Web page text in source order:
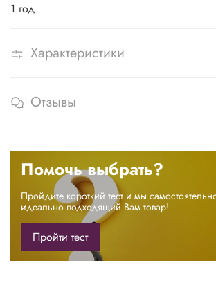
1 год
Характеристики
Отзывы
Помочь выбрать?
Пройдите короткий тест и мы
идеально подходящий Вам товар!
Пройти тест